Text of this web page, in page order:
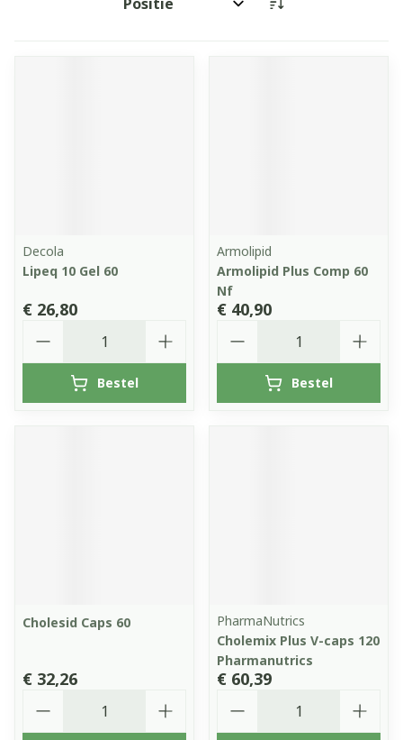
Sorteer op:
Decola
Lipeq 10 Gel 60
€ 26,80
Bestel
Armolipid
Armolipid Plus Comp 60
Nf
€ 40,90
Bestel
Cholesid Caps 60
€ 32,26
PharmaNutrics
Cholemix Plus V-caps 120
Pharmanutrics
€ 60,39